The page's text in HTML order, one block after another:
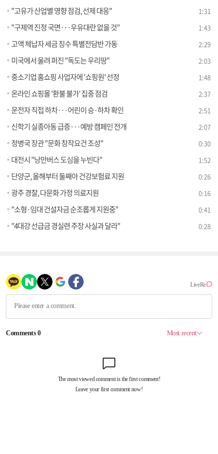
"고유가 산업별 영향 점검, 선제 대응" 1:31
"구제역 진정 국면···우유대란 없을 것" 1:43
고액 체납자 세금 징수 특별전담반 가동 2:29
미국에서 울려 퍼진 "독도는 우리땅" 2:03
중소기업 홈쇼핑 사업자에 '쇼핑원' 선정 1:48
온라인 쇼핑몰 '환불 불가' 집중 점검 2:37
운전자 직접 하차···어린이 승·하차 확인 2:51
신학기 실종아동 급증···예방 캠페인 전개 2:07
정병국 장관 "문화 창작요건 조성" 0:30
대전시 "낭만버스 도심을 누빈다" 1:52
단양군, 올해부터 둘째아 건강보험료 지원 0:26
광주 경찰, 다문화 가정 의료지원 0:16
"소형·임대 건설자금 순조롭게 지원중" 0:41
"4대강 선급금 경실련 주장 사실과 달라" 0:28